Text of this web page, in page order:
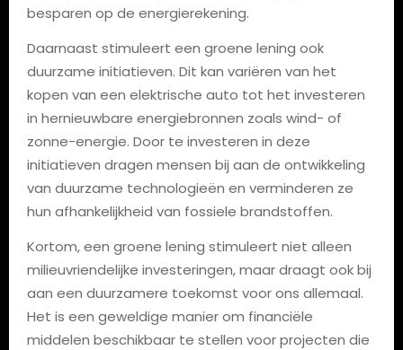
besparen op de energierekening.
Daarnaast stimuleert een groene lening ook
duurzame initiatieven. Dit kan variëren van het
kopen van een elektrische auto tot het investeren
in hernieuwbare energiebronnen zoals wind- of
zonne-energie. Door te investeren in deze
initiatieven dragen mensen bij aan de ontwikkeling
van duurzame technologieën en verminderen ze
hun afhankelijkheid van fossiele brandstoffen.
Kortom, een groene lening stimuleert niet alleen
milieuvriendelijke investeringen, maar draagt ook bij
aan een duurzamere toekomst voor ons allemaal.
Het is een geweldige manier om financiële
middelen beschikbaar te stellen voor projecten die